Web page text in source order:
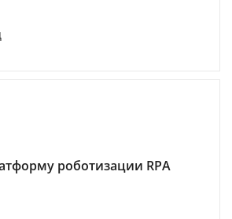
роботизации RPA